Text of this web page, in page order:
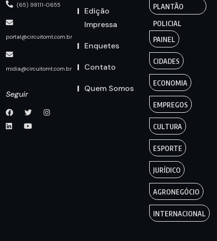
(65) 98111-0655
portal@circuitomt.com.br
midia@circuitomt.com.br
Seguir
Edição
Impressa
Enquetes
Contato
Quem Somos
PLANTÃO
POLICIAL
PAINEL
CIDADES
ECONOMIA
EMPREGOS
CULTURA
ESPORTE
JURÍDICO
AGRONEGÓCIO
INTERNACIONAL